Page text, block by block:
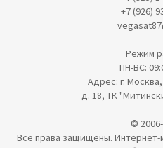
+7 (926)
Режим
ПН-ВС:
Адрес: г.
д. 18, ТК
©
Все права защищены. Интернет-